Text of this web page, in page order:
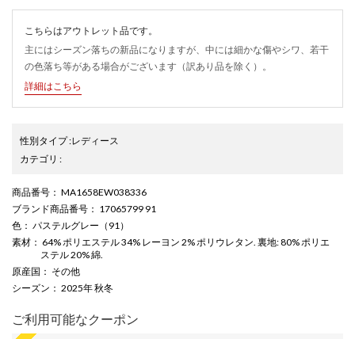
こちらはアウトレット品です。
主にはシーズン落ちの新品になりますが、中には細かな傷やシワ、若干
の色落ち等がある場合がございます（訳あり品を除く）。
詳細はこちら
性別タイプ:レディース
カテゴリ :
商品番号 ： MA1658EW038336
ブランド商品番号 ： 17065799 91
色 ： パステルグレー（91）
素材 ： 64% ポリエステル 34% レーヨン 2% ポリウレタン. 裏地: 80% ポリエ
ステル 20% 綿.
原産国 ： その他
シーズン ： 2025年 秋冬
ご利用可能なクーポン